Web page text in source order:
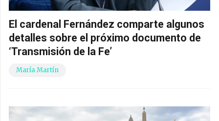
El cardenal Fernández comparte algunos
detalles sobre el próximo documento de
‘Transmisión de la Fe’
María Martín